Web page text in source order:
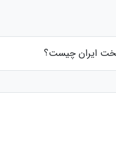
ایران چیست؟